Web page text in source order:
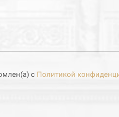
с Политикой